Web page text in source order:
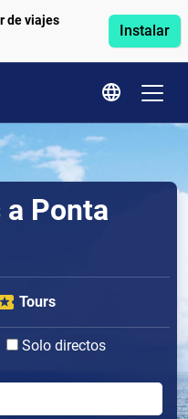
de viajes
Instalar
Ponta
Tours
Solo directos